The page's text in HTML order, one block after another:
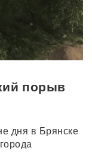
порыв
дня в Брянске